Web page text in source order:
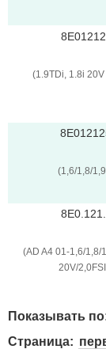
(1.9TDi, 1.8i 20V
(1,6/1,8/
(AD A4 01-1,6/1,8/
20V/
Показывать
Страница: